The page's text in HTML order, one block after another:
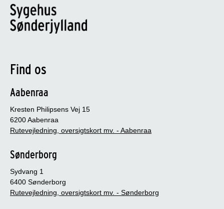
Find os
Aabenraa
Kresten Philipsens Vej 15
6200 Aabenraa
Rutevejledning, oversigtskort mv. - Aabenraa
Sønderborg
Sydvang 1
6400 Sønderborg
Rutevejledning, oversigtskort mv. - Sønderborg